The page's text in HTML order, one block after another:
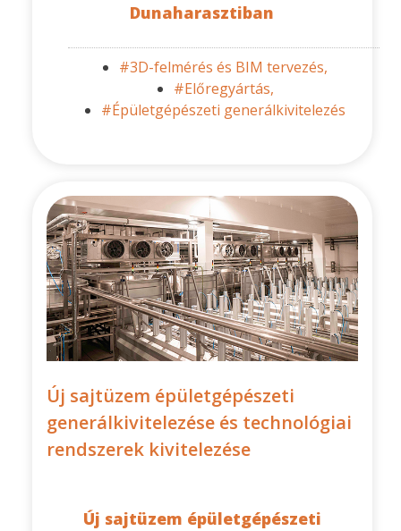
Dunaharasztiban
#3D-felmérés és BIM tervezés,
#Előregyártás,
#Épületgépészeti generálkivitelezés
Új sajtüzem épületgépészeti
generálkivitelezése és technológiai
rendszerek kivitelezése
Új sajtüzem épületgépészeti